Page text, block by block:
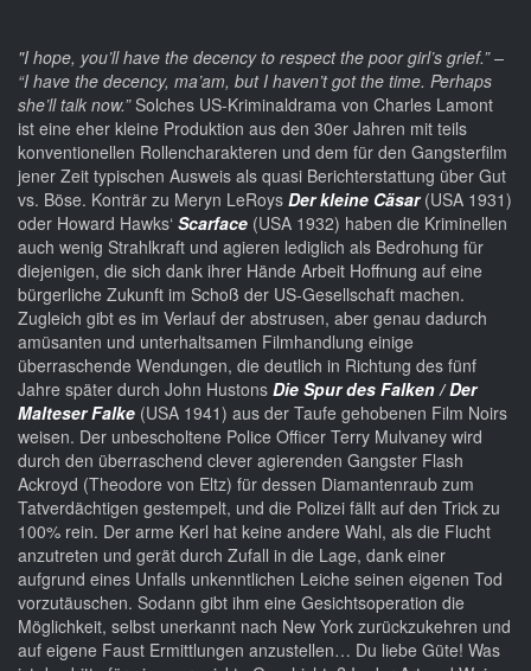
"I hope, you’ll have the decency to respect the poor girl’s grief.” –
“I have the decency, ma’am, but I haven’t got the time. Perhaps
she’ll talk now.”Solches US-Kriminaldrama von Charles Lamont
ist eine eher kleine Produktion aus den 30er Jahren mit teils
konventionellen Rollencharakteren und dem für den Gangsterfilm
jener Zeit typischen Ausweis als quasi Berichterstattung über Gut
vs. Böse. Konträr zu Meryn LeRoys Der kleine Cäsar(USA 1931)
oder Howard Hawks‘ Scarface (USA 1932) haben die Kriminellen
auch wenig Strahlkraft und agieren lediglich als Bedrohung für
diejenigen, die sich dank ihrer Hände Arbeit Hoffnung auf eine
bürgerliche Zukunft im Schoß der US-Gesellschaft machen.
Zugleich gibt es im Verlauf der abstrusen, aber genau dadurch
amüsanten und unterhaltsamen Filmhandlung einige
überraschende Wendungen, die deutlich in Richtung des fünf
Jahre später durch John Hustons Die Spur des Falken / Der
Malteser Falke (USA 1941) aus der Taufe gehobenen Film Noirs
weisen. Der unbescholtene Police Officer Terry Mulvaney wird
durch den überraschend clever agierenden Gangster Flash
Ackroyd (Theodore von Eltz) für dessen Diamantenraub zum
Tatverdächtigen gestempelt, und die Polizei fällt auf den Trick zu
100% rein. Der arme Kerl hat keine andere Wahl, als die Flucht
anzutreten und gerät durch Zufall in die Lage, dank einer
aufgrund eines Unfalls unkenntlichen Leiche seinen eigenen Tod
vorzutäuschen. Sodann gibt ihm eine Gesichtsoperation die
Möglichkeit, selbst unerkannt nach New York zurückzukehren und
auf eigene Faust Ermittlungen anzustellen… Du liebe Güte! Was